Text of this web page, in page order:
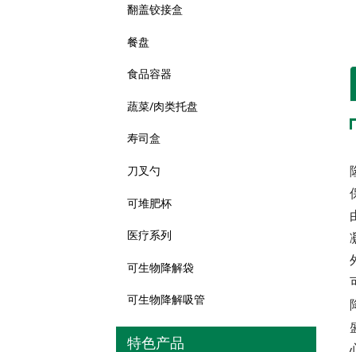
翻盖铰接盒
餐盘
食品容器
蔬菜/肉类托盘
寿司盒
刀叉勺
可堆肥杯
医疗系列
可生物降解袋
可生物降解吸管
特色产品